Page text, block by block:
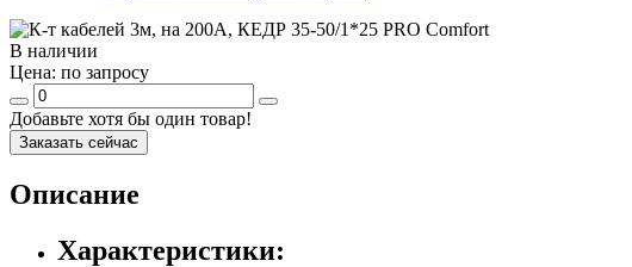
В наличии
Цена: по запросу
Добавьте хотя бы один товар!
Заказать сейчас
Описание
Характеристики: